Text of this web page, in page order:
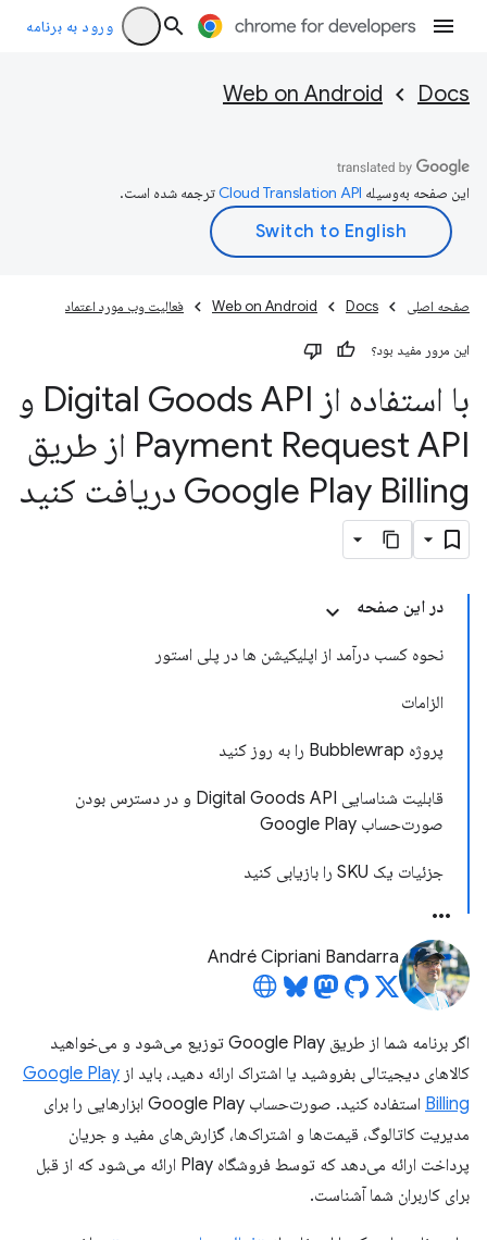
ورود به برنامه
Docs
Web on Android
این صفحه به‌وسیله ترجمه شده است.
صفحه اصلی Docs
Web on Android فعالیت وب مورد اعتماد
این مرور مفید بود؟
با استفاده از Digital Goods API و
Payment Request API از طریق
Google Play Billing دریافت کنید
در این صفحه
نحوه کسب درآمد از اپلیکیشن ها در پلی استور
الزامات
پروژه Bubblewrap را به روز کنید
قابلیت شناسایی Digital Goods API و در دسترس بودن
صورت‌حساب Google Play
جزئیات یک SKU را بازیابی کنید
André Cipriani Bandarra
اگر برنامه شما از طریق Google Play توزیع می‌شود و می‌خواهید
کالاهای دیجیتالی بفروشید یا اشتراک ارائه دهید، باید از Google Play
Billing
استفاده کنید. صورت‌حساب Google Play ابزارهایی را برای
مدیریت کاتالوگ، قیمت‌ها و اشتراک‌ها، گزارش‌های مفید و جریان
پرداخت ارائه می‌دهد که توسط فروشگاه Play ارائه می‌شود که از قبل
برای کاربران شما آشناست.